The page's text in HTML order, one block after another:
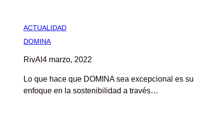
ACTUALIDAD
DOMINA
RivAl 4 marzo, 2022
Lo que hace que DOMINA sea excepcional es su
enfoque en la sostenibilidad a través…